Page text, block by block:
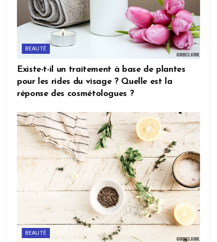
BEAUTÉ
Existe-t-il un traitement à base de plantes
pour les rides du visage ? Quelle est la
réponse des cosmétologues ?
BEAUTÉ